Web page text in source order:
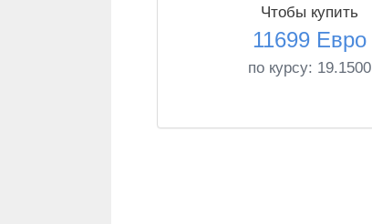
Чтобы купить
11699 Евро
по курсу: 19.1500